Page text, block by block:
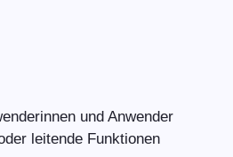
und Anwender
leitende Funktionen